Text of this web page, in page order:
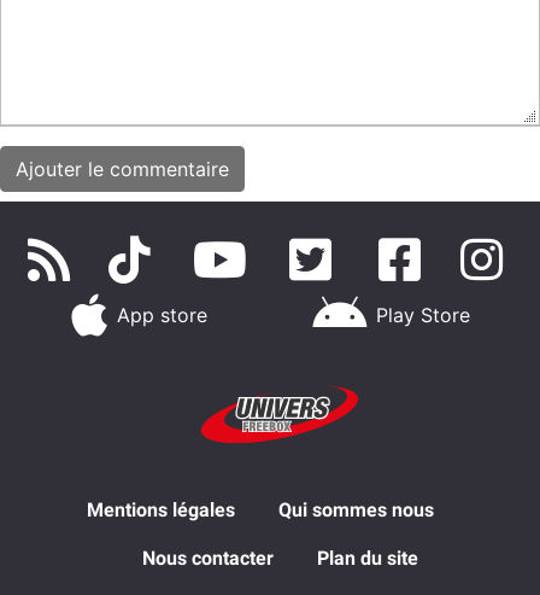
App store Play Store
Mentions légales Qui sommes nous
Nous contacter Plan du site